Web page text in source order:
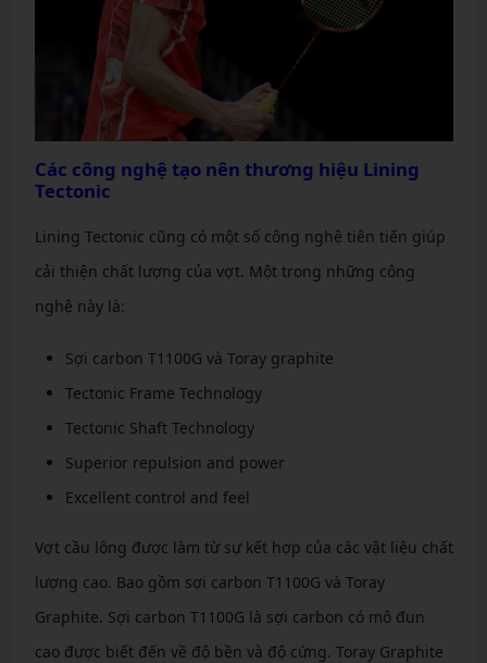
Các công nghệ tạo nên thương hiệu Lining
Tectonic
Lining Tectonic cũng có một số công nghệ tiên tiến giúp
cải thiện chất lượng của vợt. Một trong những công
nghệ này là:
Sợi carbon T1100G và Toray graphite
Tectonic Frame Technology
Tectonic Shaft Technology
Superior repulsion and power
Excellent control and feel
Vợt cầu lông được làm từ sự kết hợp của các vật liệu chất
lượng cao. Bao gồm sợi carbon T1100G và Toray
Graphite. Sợi carbon T1100G là sợi carbon có mô đun
cao được biết đến về độ bền và độ cứng. Toray Graphite